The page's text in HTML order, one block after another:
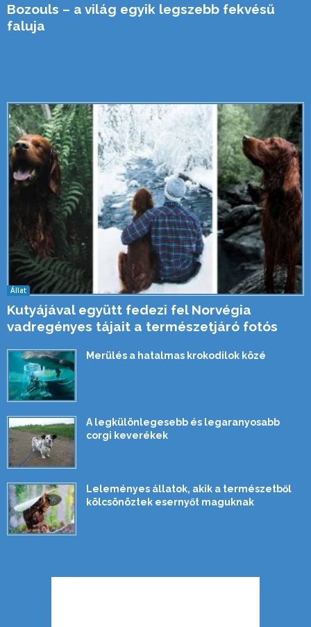
Bozouls – a világ egyik legszebb fekvésű
faluja
Állat
Kutyájával együtt fedezi fel Norvégia
vadregényes tájait a természetjáró fotós
Merülés a hatalmas krokodilok közé
A legkülönlegesebb és legaranyosabb
corgi keverékek
Leleményes állatok, akik a természetből
kölcsönöztek esernyőt maguknak